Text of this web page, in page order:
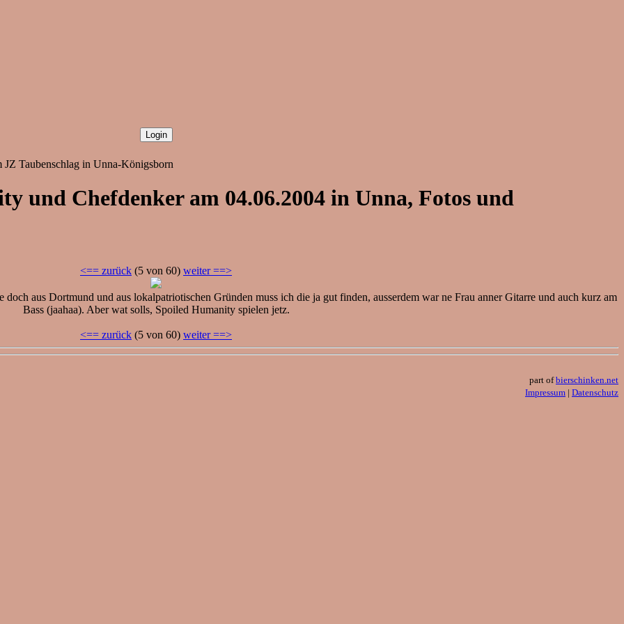
Taubenschlag in Unna-Königsborn
und Chefdenker am 04.06.2004 in Unna, Fotos und
<== zurück (5 von 60) weiter ==>
aus Dortmund und aus lokalpatriotischen Gründen muss ich die ja gut finden, ausserdem war ne Frau anner Gitarre und auch kurz am
Bass (jaahaa). Aber wat solls, Spoiled Humanity spielen jetz.
<== zurück (5 von 60) weiter ==>
part ofbierschinken.net
Impressum | Datenschutz